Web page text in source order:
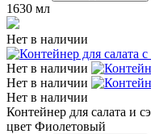
1630 мл
Нет в наличии
Нет в наличии
Нет в наличии
Нет в наличии
Контейнер для салата и
цвет Фиолетовый